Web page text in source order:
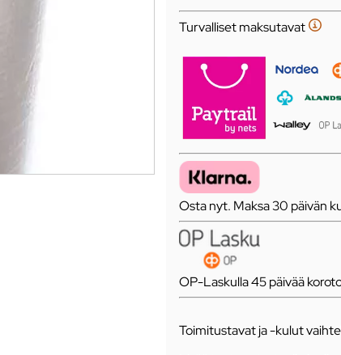
Turvalliset maksutavat
Osta nyt. Maksa 30 päivän
OP-Laskulla 45 päivää
Toimitustavat ja -kulut